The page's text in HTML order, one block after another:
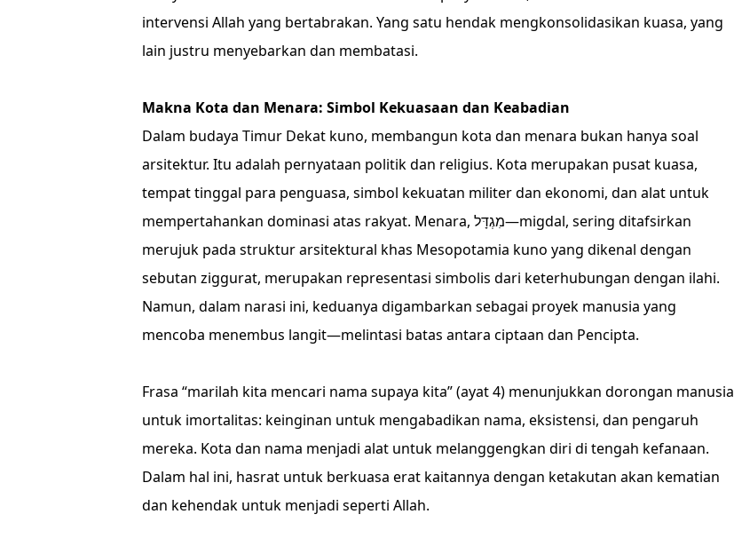
intervensi Allah yang bertabrakan. Yang satu hendak mengkonsolidasikan kuasa, yang
lain justru menyebarkan dan membatasi.
Makna Kota dan Menara: Simbol Kekuasaan dan Keabadian
Dalam budaya Timur Dekat kuno, membangun kota dan menara bukan hanya soal
arsitektur. Itu adalah pernyataan politik dan religius. Kota merupakan pusat kuasa,
tempat tinggal para penguasa, simbol kekuatan militer dan ekonomi, dan alat untuk
mempertahankan dominasi atas rakyat. Menara, מִגְדָּל—‬migdal, sering ditafsirkan
merujuk pada struktur arsitektural khas Mesopotamia kuno yang dikenal dengan
sebutan ziggurat, merupakan representasi simbolis dari keterhubungan dengan ilahi.
Namun, dalam narasi ini, keduanya digambarkan sebagai proyek manusia yang
mencoba menembus langit—melintasi batas antara ciptaan dan Pencipta.
Frasa “marilah kita mencari nama supaya kita” (ayat 4) menunjukkan dorongan manusia
untuk imortalitas: keinginan untuk mengabadikan nama, eksistensi, dan pengaruh
mereka. Kota dan nama menjadi alat untuk melanggengkan diri di tengah kefanaan.
Dalam hal ini, hasrat untuk berkuasa erat kaitannya dengan ketakutan akan kematian
dan kehendak untuk menjadi seperti Allah.